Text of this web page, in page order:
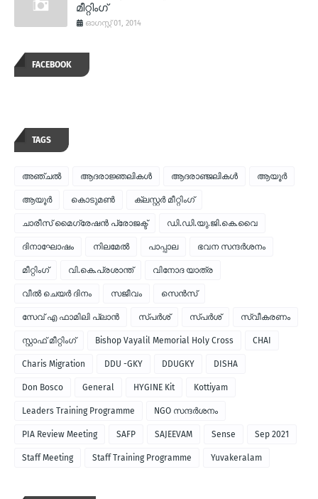
മീറ്റിംഗ്
ഓഗസ്റ്റ് 01, 2014
FACEBOOK
TAGS
അഞ്ചല്‍ ആദരാജ്ഞലികള്‍ ആദരാഞ്ജലികള്‍ ആയൂര്‍
ആയൂർ കൊടുമണ്‍ ക്ലസ്റ്റര്‍ മീറ്റിംഗ്
ചാരീസ് മൈഗ്രേഷന്‍ പ്രോജക്ട് ഡി.ഡി.യു.ജി.കെ.വൈ
ദിനാഘോഷം നിലമേല്‍ പാപ്പാല ഭവന സന്ദര്‍ശനം
മീറ്റിംഗ് വി.കെ.പ്രശാന്ത് വിനോദ യാത്ര
വീല്‍ ചെയര്‍ ദിനം സജീവം സെന്‍സ്
സേവ് എ ഫാമിലി പ്ലാന്‍ സ്പര്‍ശ് സ്പർശ് സ്വീകരണം
സ്റ്റാഫ് മീറ്റിംഗ് Bishop Vayalil Memorial Holy Cross CHAI
Charis Migration DDU -GKY DDUGKY DISHA
Don Bosco General HYGINE Kit Kottiyam
Leaders Training Programme NGO സന്ദര്‍ശനം
PIA Review Meeting SAFP SAJEEVAM Sense Sep 2021
Staff Meeting Staff Training Programme Yuvakeralam